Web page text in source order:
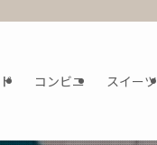
コンビニ スイーツ